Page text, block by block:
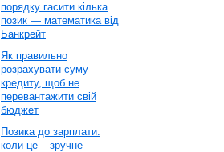
порядку гасити кілька
позик — математика від
Банкрейт
Як правильно
розрахувати суму
кредиту, щоб не
перевантажити свій
бюджет
Позика до зарплати:
коли це – зручне